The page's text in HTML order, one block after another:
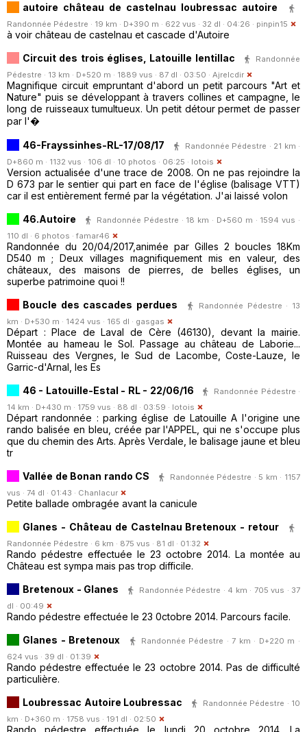
autoire château de castelnau loubressac autoire
Randonnée Pédestre · 19 km · D+390 m · 622 vus · 32 dl · 04:26 · pinpin15
à voir château de castelnau et cascade d'Autoire
Circuit des trois églises, Latouille lentillac
Randonnée
Pédestre · 13 km · D+520 m · 1889 vus · 87 dl · 03:50 · Ajrelcdir
Magnifique circuit empruntant d'abord un petit parcours "Art et
Nature" puis se développant à travers collines et campagne, le
long de ruisseaux tumultueux. Un petit détour permet de passer
par l'�
46-Frayssinhes-RL-17/08/17
Randonnée Pédestre · 21 km ·
D+860 m · 1132 vus · 106 dl · 10 photos · 06:25 · lotois
Version actualisée d'une trace de 2008. On ne pas rejoindre la
D 673 par le sentier qui part en face de l'église (balisage VTT)
car il est entièrement fermé par la végétation. J'ai laissé volon
46.Autoire
Randonnée Pédestre · 18 km · D+560 m · 1594 vus ·
110 dl · 6 photos · famar46
Randonnée du 20/04/2017,animée par Gilles 2 boucles 18Km
D540 m ; Deux villages magnifiquement mis en valeur, des
châteaux, des maisons de pierres, de belles églises, un
superbe patrimoine quoi !!
Boucle des cascades perdues
Randonnée Pédestre · 13
km · D+530 m · 1424 vus · 165 dl · gasgas
Départ : Place de Laval de Cère (46130), devant la mairie.
Montée au hameau le Sol. Passage au château de Laborie...
Ruisseau des Vergnes, le Sud de Lacombe, Coste-Lauze, le
Garric-d'Arnal, les Es
46 - Latouille-Estal - RL - 22/06/16
Randonnée Pédestre ·
14 km · D+430 m · 1759 vus · 88 dl · 03:59 · lotois
Départ randonnée : parking église de Latouille A l'origine une
rando balisée en bleu, créée par l'APPEL, qui ne s'occupe plus
que du chemin des Arts. Après Verdale, le balisage jaune et bleu
tr
Vallée de Bonan rando CS
Randonnée Pédestre · 5 km · 1157
vus · 74 dl · 01:43 · Chanlacur
Petite ballade ombragée avant la canicule
Glanes - Château de Castelnau Bretenoux - retour
Randonnée Pédestre · 6 km · 875 vus · 81 dl · 01:32
Rando pédestre effectuée le 23 octobre 2014. La montée au
Château est sympa mais pas trop difficile.
Bretenoux - Glanes
Randonnée Pédestre · 4 km · 705 vus · 37
dl · 00:49
Rando pédestre effectuée le 23 0ctobre 2014. Parcours facile.
Glanes - Bretenoux
Randonnée Pédestre · 7 km · D+220 m ·
624 vus · 39 dl · 01:39
Rando pédestre effectuée le 23 octobre 2014. Pas de difficulté
particulière.
Loubressac Autoire Loubressac
Randonnée Pédestre · 10
km · D+360 m · 1758 vus · 191 dl · 02:50
Rando pédestre effectuée le lundi 20 octobre 2014. La